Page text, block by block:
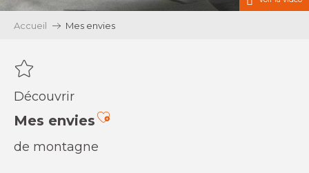
Accueil Mes envies
Découvrir
Mes enviesAjouter aux favoris
de montagne